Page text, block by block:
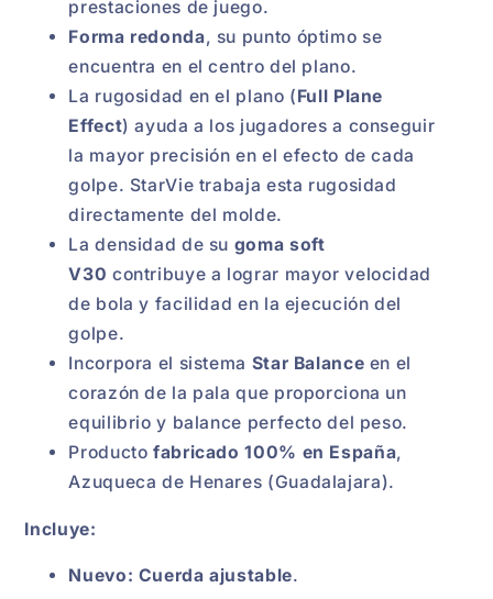
prestaciones de juego.
Forma redonda, su punto óptimo se
encuentra en el centro del plano.
La rugosidad en el plano (Full Plane
Effect) ayuda a los jugadores a conseguir
la mayor precisión en el efecto de cada
golpe. StarVie trabaja esta rugosidad
directamente del molde.
La densidad de su goma soft
V30 contribuye a lograr mayor velocidad
de bola y facilidad en la ejecución del
golpe.
Incorpora el sistema Star Balance en el
corazón de la pala que proporciona un
equilibrio y balance perfecto del peso.
Producto fabricado 100% en España,
Azuqueca de Henares (Guadalajara).
Incluye:
Nuevo: Cuerda ajustable.